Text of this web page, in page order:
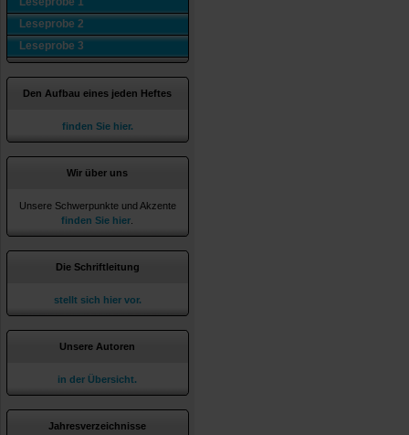
Leseprobe 2
Leseprobe 3
Den Aufbau eines jeden Heftes
finden Sie hier.
Wir über uns
Unsere Schwerpunkte und Akzente
finden Sie hier
Die Schriftleitung
stellt sich hier vor.
Unsere Autoren
in der Übersicht.
Jahresverzeichnisse